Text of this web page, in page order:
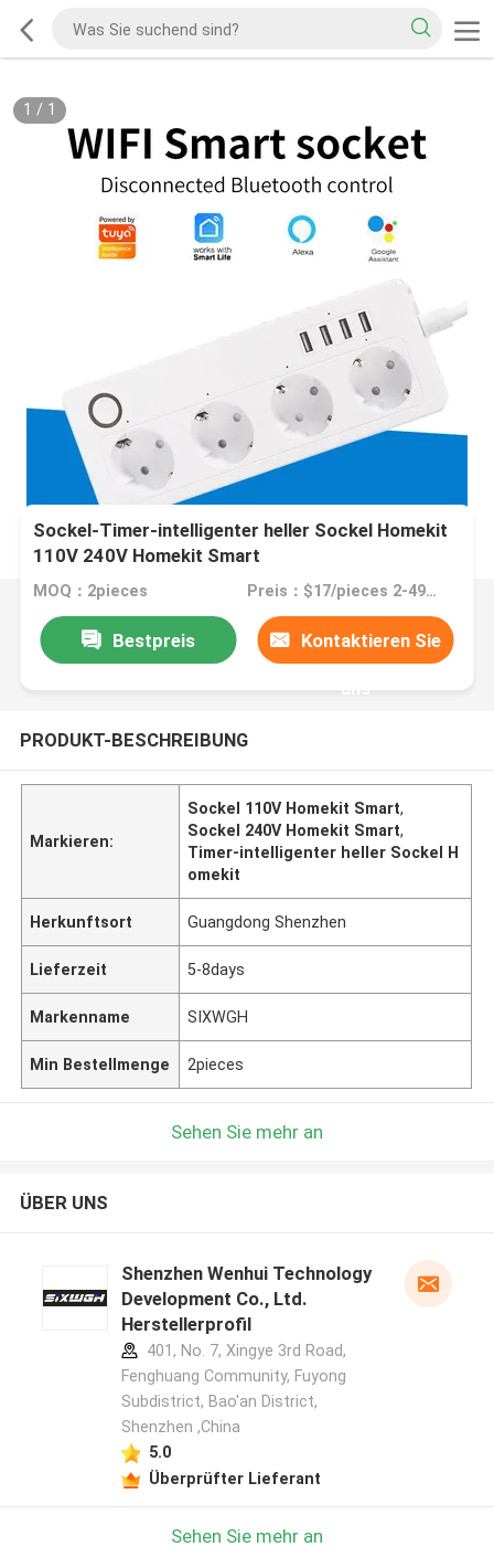
1 / 1
Sockel-Timer-intelligenter heller Sockel Homekit
110V 240V Homekit Smart
MOQ：2pieces Preis：$17/pieces 2-499pieces
Bestpreis Kontaktieren Sie
uns
PRODUKT-BESCHREIBUNG
Markieren:
Sockel 110V Homekit Smart,
Sockel 240V Homekit Smart,
Timer-intelligenter heller Sockel H
omekit
Herkunftsort Guangdong Shenzhen
Lieferzeit 5-8days
Markenname SIXWGH
Min Bestellmenge 2pieces
Sehen Sie mehr an
ÜBER UNS
Shenzhen Wenhui Technology
Development Co., Ltd.
Herstellerprofil
401, No. 7, Xingye 3rd Road,
Fenghuang Community, Fuyong
Subdistrict, Bao'an District,
Shenzhen ,China
5.0
Überprüfter Lieferant
Sehen Sie mehr an